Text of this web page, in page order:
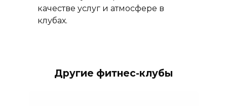
качестве услуг и атмосфере в
клубах.
Другие фитнес-клубы